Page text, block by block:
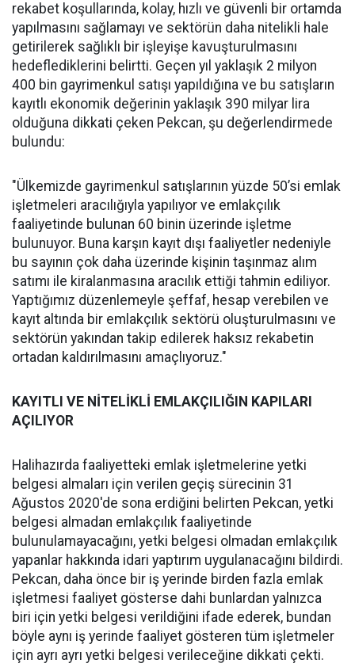
rekabet koşullarında, kolay, hızlı ve güvenli bir ortamda
yapılmasını sağlamayı ve sektörün daha nitelikli hale
getirilerek sağlıklı bir işleyişe kavuşturulmasını
hedeflediklerini belirtti. Geçen yıl yaklaşık 2 milyon
400 bin gayrimenkul satışı yapıldığına ve bu satışların
kayıtlı ekonomik değerinin yaklaşık 390 milyar lira
olduğuna dikkati çeken Pekcan, şu değerlendirmede
bulundu:
"Ülkemizde gayrimenkul satışlarının yüzde 50’si emlak
işletmeleri aracılığıyla yapılıyor ve emlakçılık
faaliyetinde bulunan 60 binin üzerinde işletme
bulunuyor. Buna karşın kayıt dışı faaliyetler nedeniyle
bu sayının çok daha üzerinde kişinin taşınmaz alım
satımı ile kiralanmasına aracılık ettiği tahmin ediliyor.
Yaptığımız düzenlemeyle şeffaf, hesap verebilen ve
kayıt altında bir emlakçılık sektörü oluşturulmasını ve
sektörün yakından takip edilerek haksız rekabetin
ortadan kaldırılmasını amaçlıyoruz."
KAYITLI VE NİTELİKLİ EMLAKÇILIĞIN KAPILARI
AÇILIYOR
Halihazırda faaliyetteki emlak işletmelerine yetki
belgesi almaları için verilen geçiş sürecinin 31
Ağustos 2020'de sona erdiğini belirten Pekcan, yetki
belgesi almadan emlakçılık faaliyetinde
bulunulamayacağını, yetki belgesi olmadan emlakçılık
yapanlar hakkında idari yaptırım uygulanacağını bildirdi.
Pekcan, daha önce bir iş yerinde birden fazla emlak
işletmesi faaliyet gösterse dahi bunlardan yalnızca
biri için yetki belgesi verildiğini ifade ederek, bundan
böyle aynı iş yerinde faaliyet gösteren tüm işletmeler
için ayrı ayrı yetki belgesi verileceğine dikkati çekti.